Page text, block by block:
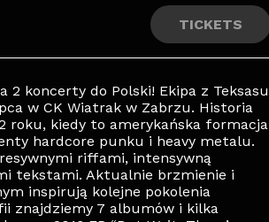
TICKETS
2 koncerty do Polski! Ekipa z Teksasu
w CK Wiatrak w Zabrzu. Historia
roku, kiedy to amerykańska formacja
hardcore punku i heavy metalu.
riffami, intensywną
tekstami. Aktualnie brzmienie i
inspirują kolejne pokolenia
znajdziemy 7 albumów i kilka